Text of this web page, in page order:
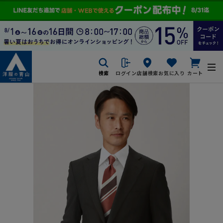
検索 ログイン店舗検索お気に入り カート